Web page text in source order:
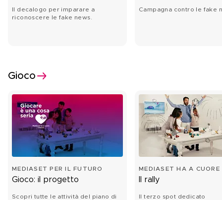
Il decalogo per imparare a
riconoscere le fake news.
Campagna contro le fake
Gioco
MEDIASET PER IL FUTURO
Gioco: il progetto
Scopri tutte le attività del piano di
MEDIASET HA A CUORE
FUTURO
Il rally
Il terzo spot dedicato